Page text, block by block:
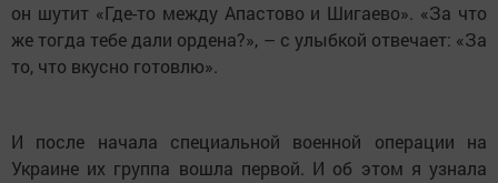
он шутит «Где-то между Апастово и Шигаево». «За что
же тогда тебе дали ордена?», – с улыбкой отвечает: «За
то, что вкусно готовлю».
И после начала специальной военной операции на
Украине их группа вошла первой. И об этом я узнала